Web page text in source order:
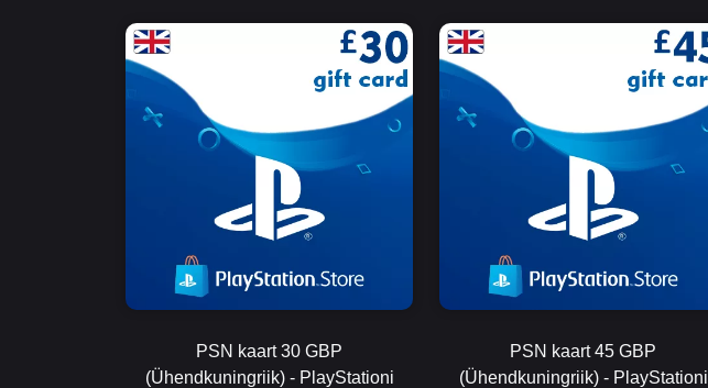
PSN kaart 30 GBP
(Ühendkuningriik) - PlayStationi
PSN kaart 45 GBP
(Ühendkuningriik) - PlayStationi